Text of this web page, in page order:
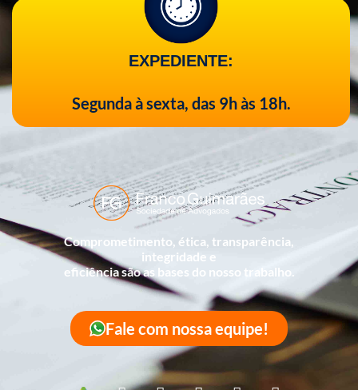
EXPEDIENTE:
Segunda à sexta, das 9h às 18h.
Comprometimento, ética, transparência,
integridade e
eficiência são as bases do nosso trabalho.
Fale com nossa equipe!